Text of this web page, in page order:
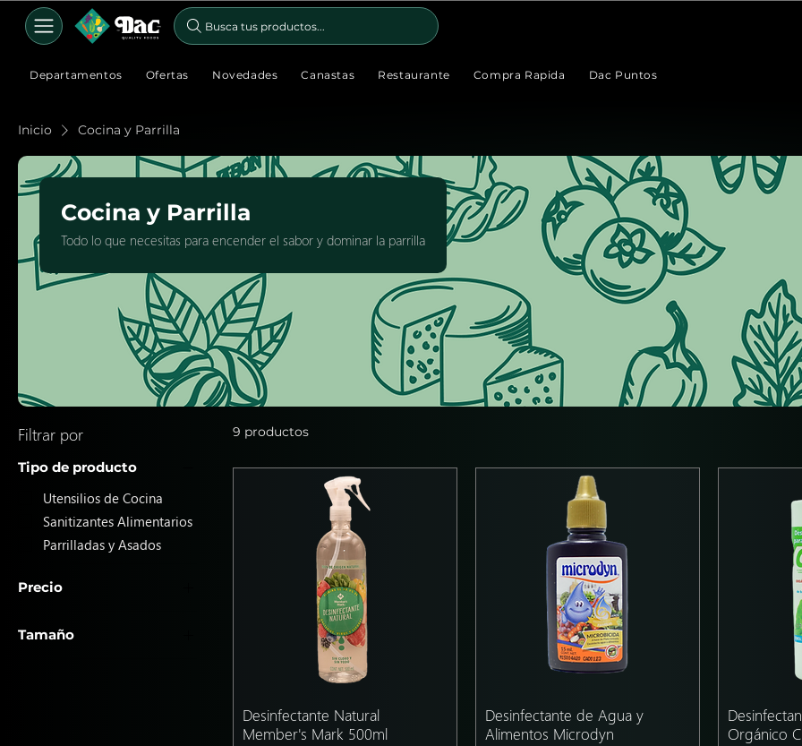
Busca tus productos...
Departamentos Ofertas Novedades Canastas Restaurante Compra Rapida Dac Puntos
Inicio Cocina y Parrilla
Cocina y Parrilla
Todo lo que necesitas para encender el sabor y dominar la parrilla
Filtrar por
Tipo de producto
Utensilios de Cocina
Sanitizantes Alimentarios
Parrilladas y Asados
Precio
25 MXN
Tamaño
9 productos
Desinfectante Natural
Member's Mark 500ml
Desinfectante de Agua y
Alimentos Microdyn
Orgánico